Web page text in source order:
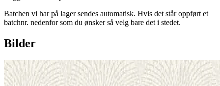
Batchen vi har på lager sendes automatisk. Hvis det står oppført et
batchnr. nedenfor som du ønsker så velg bare det i stedet.
Bilder